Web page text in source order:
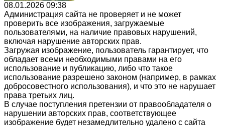
08.01.2026 09:38
Администрация сайта не проверяет и не может
проверить все изображения, загружаемые
пользователями, на наличие правовых нарушений,
включая нарушение авторских прав.
Загружая изображение, пользователь гарантирует, что
обладает всеми необходимыми правами на его
использование и публикацию, либо что такое
использование разрешено законом (например, в рамках
добросовестного использования), и что это не нарушает
права третьих лиц.
В случае поступления претензии от правообладателя о
нарушении авторских прав, соответствующее
изображение будет незамедлительно удалено с сайта